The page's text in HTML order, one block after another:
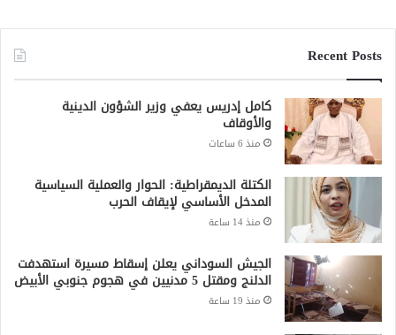
Recent Posts
كامل إدريس يعفي وزير الشؤون الدينية
والأوقاف
منذ 6 ساعات
الكتلة الديمقراطية: الحوار والعملية السياسية
المدخل الأساسي لإيقاف الحرب
منذ 14 ساعة
الجيش السوداني يعلن إسقاط مسيرة استهدفت
الدلنج ومقتل 5 مدنيين في هجوم جنوبي الأبيض
منذ 19 ساعة